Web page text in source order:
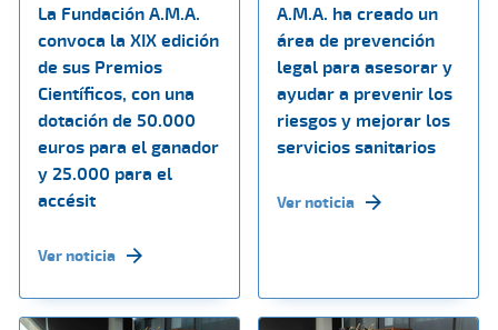
La Fundación A.M.A.
convoca la XIX edición
de sus Premios
Científicos, con una
dotación de 50.000
euros para el ganador
y 25.000 para el
accésit
Ver noticia
A.M.A. ha creado un
área de prevención
legal para asesorar y
ayudar a prevenir los
riesgos y mejorar los
servicios sanitarios
Ver noticia